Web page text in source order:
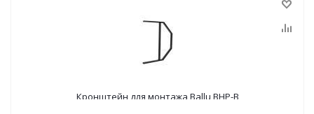
Кронштейн для монтажа Ballu BHP-B